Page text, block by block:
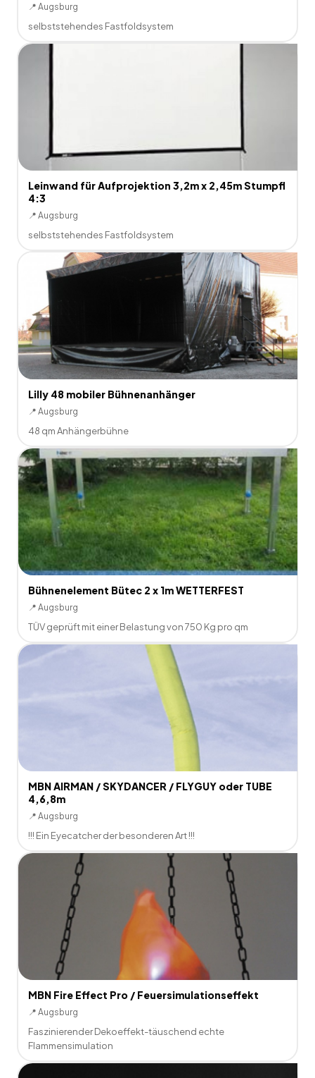
📍 Augsburg
selbststehendes Fastfoldsystem
Leinwand für Aufprojektion 3,2m x 2,45m Stumpfl
4:3
📍 Augsburg
selbststehendes Fastfoldsystem
Lilly 48 mobiler Bühnenanhänger
📍 Augsburg
48 qm Anhängerbühne
Bühnenelement Bütec 2 x 1m WETTERFEST
📍 Augsburg
TÜV geprüft mit einer Belastung von 750 Kg pro qm
MBN AIRMAN / SKYDANCER / FLYGUY oder TUBE
4,6,8m
📍 Augsburg
!!! Ein Eyecatcher der besonderen Art !!!
MBN Fire Effect Pro / Feuersimulationseffekt
📍 Augsburg
Faszinierender Dekoeffekt-täuschend echte
Flammensimulation